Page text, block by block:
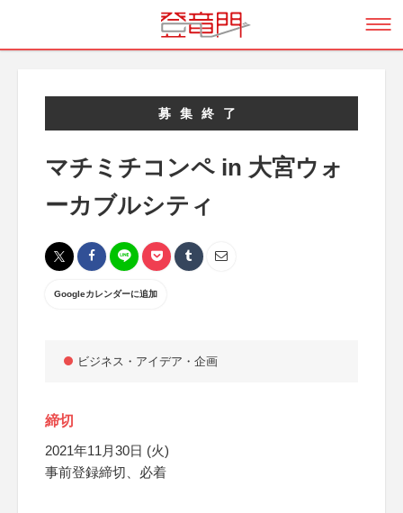
募集終了
マチミチコンペ in 大宮ウォ
ーカブルシティ
Googleカレンダーに追加
ビジネス・アイデア・企画
締切
2021年11月30日 (火)
事前登録締切、必着